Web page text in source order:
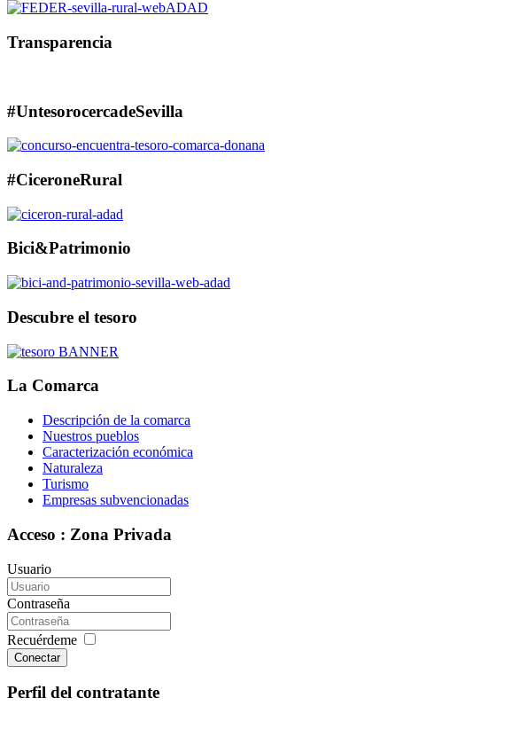
Transparencia
#UntesorocercadeSevilla
#CiceroneRural
Bici&Patrimonio
Descubre el tesoro
La Comarca
Descripción de la comarca
Nuestros pueblos
Caracterización económica
Naturaleza
Turismo
Empresas subvencionadas
Acceso : Zona Privada
Usuario
Contraseña
Recuérdeme
Conectar
Perfil del contratante